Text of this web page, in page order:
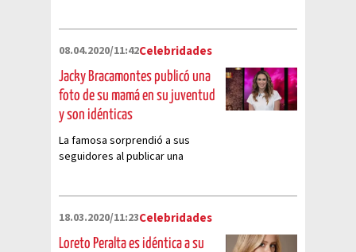
08.04.2020/11:42Celebridades
Jacky Bracamontes publicó una
foto de su mamá en su juventud
y son idénticas
La famosa sorprendió a sus
seguidores al publicar una
18.03.2020/11:23Celebridades
Loreto Peralta es idéntica a su